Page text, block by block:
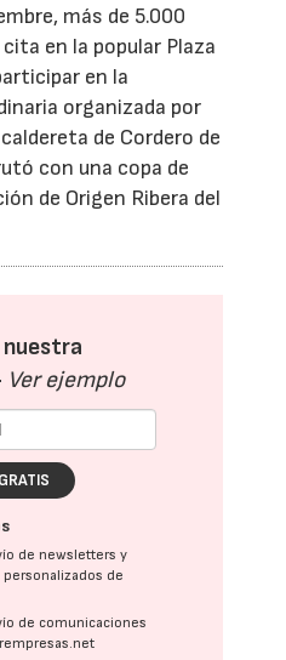
más de 5.000
en la popular Plaza
en la
organizada por
de Cordero de
con una copa de
de Origen Ribera del
nuestra
Ver ejemplo
de newsletters y
de
de comunicaciones